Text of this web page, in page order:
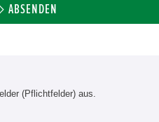
ABSENDEN
(Pflichtfelder) aus.